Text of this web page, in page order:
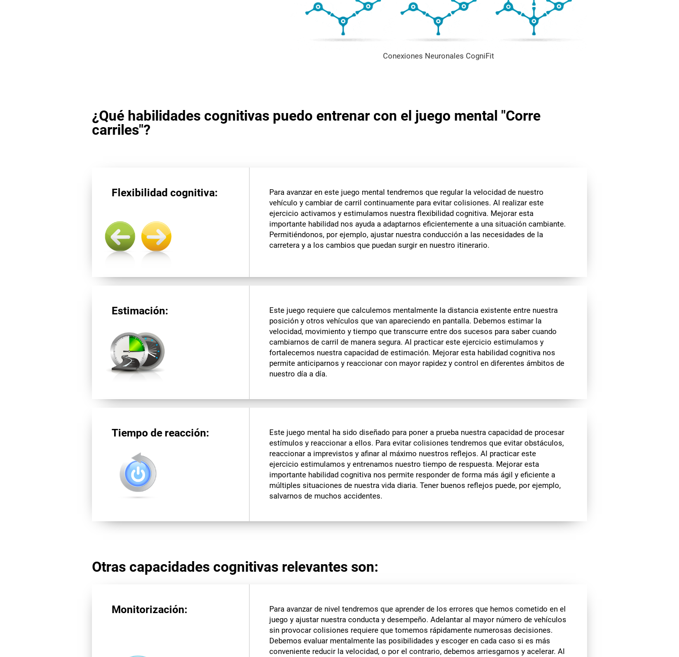
Conexiones Neuronales CogniFit
¿Qué habilidades cognitivas puedo entrenar con el juego mental "Corre
carriles"?
Flexibilidad cognitiva:
Para avanzar en este juego mental tendremos que regular la velocidad de nuestro
vehículo y cambiar de carril continuamente para evitar colisiones. Al realizar este
ejercicio activamos y estimulamos nuestra flexibilidad cognitiva. Mejorar esta
importante habilidad nos ayuda a adaptarnos eficientemente a una situación cambiante.
Permitiéndonos, por ejemplo, ajustar nuestra conducción a las necesidades de la
carretera y a los cambios que puedan surgir en nuestro itinerario.
Estimación:
Este juego requiere que calculemos mentalmente la distancia existente entre nuestra
posición y otros vehículos que van apareciendo en pantalla. Debemos estimar la
velocidad, movimiento y tiempo que transcurre entre dos sucesos para saber cuando
cambiarnos de carril de manera segura. Al practicar este ejercicio estimulamos y
fortalecemos nuestra capacidad de estimación. Mejorar esta habilidad cognitiva nos
permite anticiparnos y reaccionar con mayor rapidez y control en diferentes ámbitos de
nuestro día a día.
Tiempo de reacción:
Este juego mental ha sido diseñado para poner a prueba nuestra capacidad de procesar
estímulos y reaccionar a ellos. Para evitar colisiones tendremos que evitar obstáculos,
reaccionar a imprevistos y afinar al máximo nuestros reflejos. Al practicar este
ejercicio estimulamos y entrenamos nuestro tiempo de respuesta. Mejorar esta
importante habilidad cognitiva nos permite responder de forma más ágil y eficiente a
múltiples situaciones de nuestra vida diaria. Tener buenos reflejos puede, por ejemplo,
salvarnos de muchos accidentes.
Otras capacidades cognitivas relevantes son:
Monitorización:
Para avanzar de nivel tendremos que aprender de los errores que hemos cometido en el
juego y ajustar nuestra conducta y desempeño. Adelantar al mayor número de vehículos
sin provocar colisiones requiere que tomemos rápidamente numerosas decisiones.
Debemos evaluar mentalmente las posibilidades y escoger en cada caso si es más
conveniente reducir la velocidad, o por el contrario, debemos arriesgarnos y acelerar. Al